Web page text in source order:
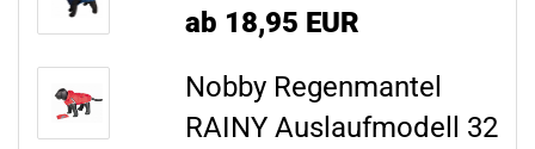
ab 18,95 EUR
Nobby Regenmantel
RAINY Auslaufmodell 32